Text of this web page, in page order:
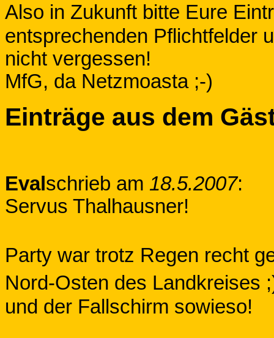
Also in Zukunft bitte Eure
entsprechenden Pflichtfelder
nicht vergessen!
MfG, da Netzmoasta ;-)
Einträge aus dem
Eval schrieb am 18.5.2007:
Servus Thalhausner!
Party war trotz Regen recht
Nord-Osten des
und der Fallschirm sowieso!